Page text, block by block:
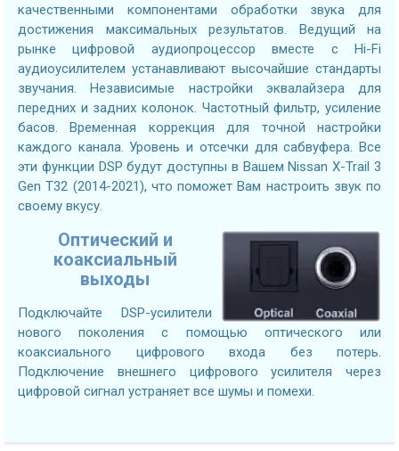
качественными компонентами обработки звука для
достижения максимальных результатов. Ведущий на
рынке цифровой аудиопроцессор вместе с Hi-Fi
аудиоусилителем устанавливают высочайшие стандарты
звучания. Независимые настройки эквалайзера для
передних и задних колонок. Частотный фильтр, усиление
басов. Временная коррекция для точной настройки
каждого канала. Уровень и отсечки для сабвуфера. Все
эти функции DSP будут доступны в Вашем Nissan X-Trail 3
Gen T32 (2014-2021), что поможет Вам настроить звук по
своему вкусу.
Оптический и
коаксиальный
выходы
Подключайте DSP-усилители
нового поколения с помощью оптического или
коаксиального цифрового входа без потерь.
Подключение внешнего цифрового усилителя через
цифровой сигнал устраняет все шумы и помехи.